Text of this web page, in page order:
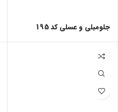
جلومبلی و عسلی کد 195